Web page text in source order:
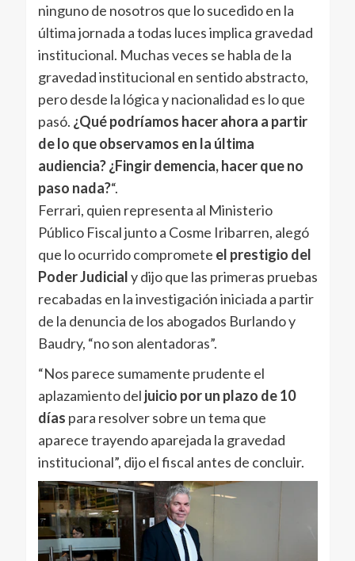
ninguno de nosotros que lo sucedido en la
última jornada a todas luces implica gravedad
institucional. Muchas veces se habla de la
gravedad institucional en sentido abstracto,
pero desde la lógica y nacionalidad es lo que
pasó. ¿Qué podríamos hacer ahora a partir
de lo que observamos en la última
audiencia? ¿Fingir demencia, hacer que no
paso nada?“.
Ferrari, quien representa al Ministerio
Público Fiscal junto a Cosme Iribarren, alegó
que lo ocurrido compromete el prestigio del
Poder Judicialy dijo que las primeras pruebas
recabadas en la investigación iniciada a partir
de la denuncia de los abogados Burlando y
Baudry, “no son alentadoras”.
“Nos parece sumamente prudente el
aplazamiento del juicio por un plazo de 10
días para resolver sobre un tema que
aparece trayendo aparejada la gravedad
institucional”, dijo el fiscal antes de concluir.